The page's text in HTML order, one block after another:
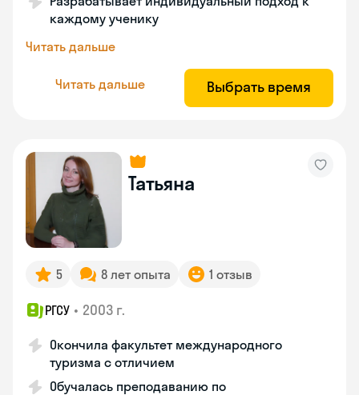
каждому ученику
Читать дальше
Читать дальше Выбрать время
Татьяна
5 8 лет опыта 1 отзыв
РГСУ • 2003 г.
Окончила факультет международного
туризма с отличием
Обучалась преподаванию по